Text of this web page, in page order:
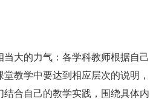
大的力气：各学科教师根据自己
教学中要达到相应层次的说明，
合自己的教学实践，围绕具体内